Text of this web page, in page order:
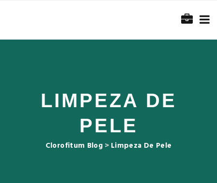
LIMPEZA DE
PELE
Clorofitum Blog > Limpeza De Pele